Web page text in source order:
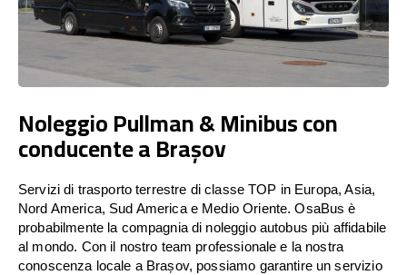
Noleggio Pullman & Minibus con
conducente a Brașov
Servizi di trasporto terrestre di classe TOP in Europa, Asia,
Nord America, Sud America e Medio Oriente. OsaBus è
probabilmente la compagnia di noleggio autobus più affidabile
al mondo. Con il nostro team professionale e la nostra
conoscenza locale a Brașov, possiamo garantire un servizio